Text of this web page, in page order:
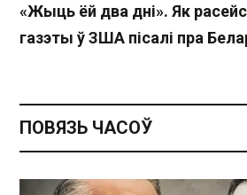
«Жыць ёй два дні». Як
газэты ў ЗША пісалі пра
ПОВЯЗЬ ЧАСОЎ